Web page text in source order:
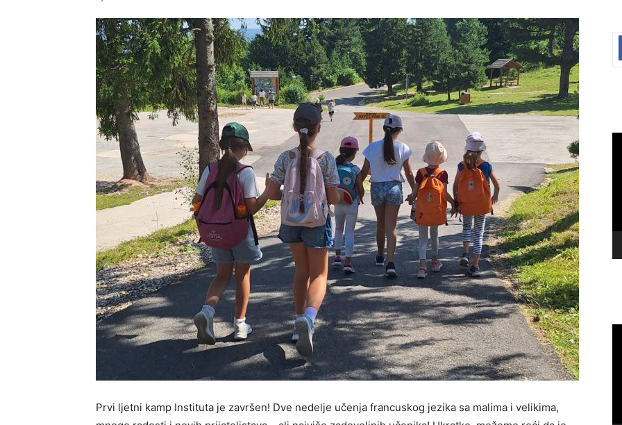
Prvi ljetni kamp Instituta je završen! Dve nedelje učenja francuskog jezika sa malima i velikima,